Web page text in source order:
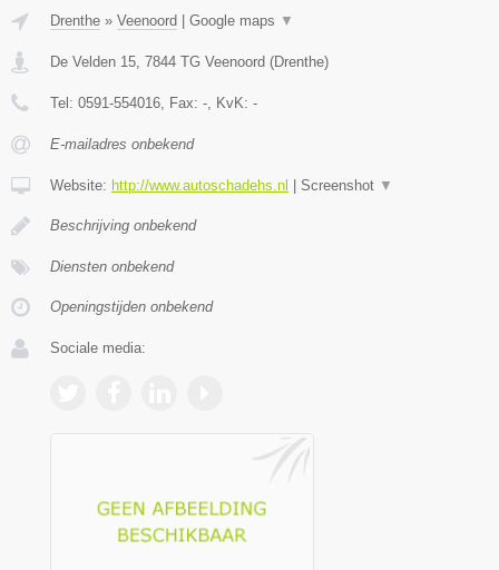
Drenthe » Veenoord Google maps ▼
De Velden 15 7844 TG Veenoord (Drenthe)
Tel: 0591-554016 , Fax: - , KvK: -
E-mailadres onbekend
Website: http://www.autoschadehs.nl Screenshot ▼
Beschrijving onbekend
Diensten onbekend
Openingstijden onbekend
Sociale media: